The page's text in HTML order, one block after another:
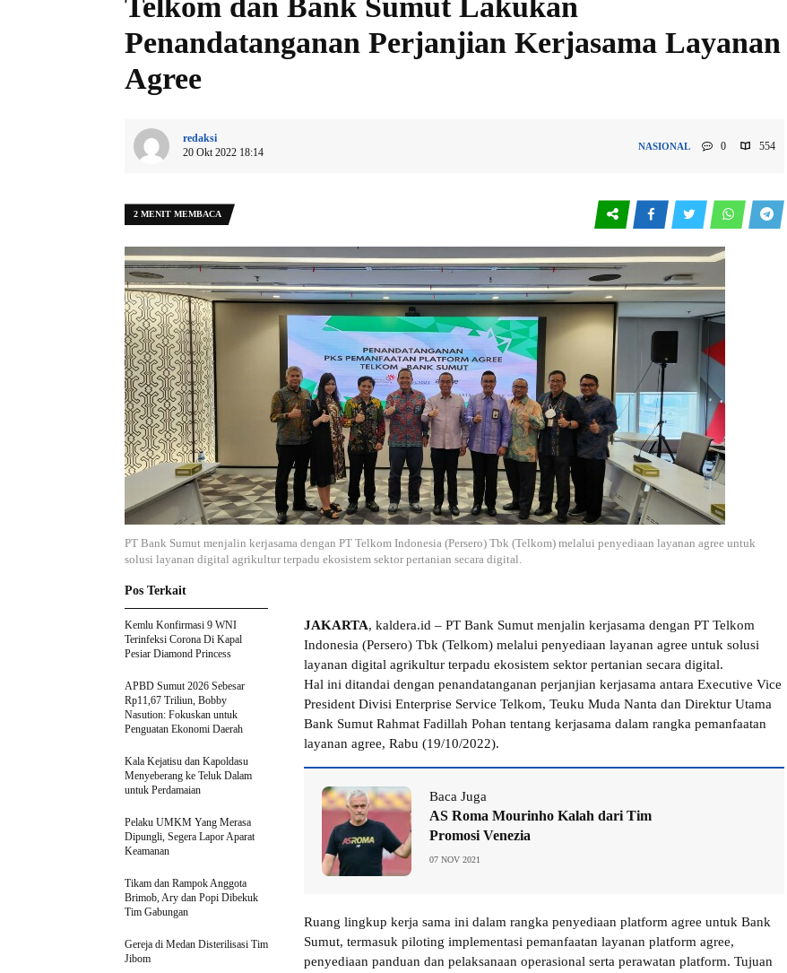
Telkom dan Bank Sumut Lakukan
Penandatanganan Perjanjian Kerjasama Layanan
Agree
redaksi
20 Okt 2022 18:14
NASIONAL 0 554
2 MENIT MEMBACA
PT Bank Sumut menjalin kerjasama dengan PT Telkom Indonesia (Persero) Tbk (Telkom) melalui penyediaan layanan agree untuk
solusi layanan digital agrikultur terpadu ekosistem sektor pertanian secara digital.
JAKARTA, kaldera.id – PT Bank Sumut menjalin kerjasama dengan PT Telkom
Indonesia (Persero) Tbk (Telkom) melalui penyediaan layanan agree untuk solusi
layanan digital agrikultur terpadu ekosistem sektor pertanian secara digital.
Hal ini ditandai dengan penandatanganan perjanjian kerjasama antara Executive Vice
President Divisi Enterprise Service Telkom, Teuku Muda Nanta dan Direktur Utama
Bank Sumut Rahmat Fadillah Pohan tentang kerjasama dalam rangka pemanfaatan
layanan agree, Rabu (19/10/2022).
Baca Juga
AS Roma Mourinho Kalah dari Tim
Promosi Venezia
07 NOV 2021
Ruang lingkup kerja sama ini dalam rangka penyediaan platform agree untuk Bank
Sumut, termasuk piloting implementasi pemanfaatan layanan platform agree,
penyediaan panduan dan pelaksanaan operasional serta perawatan platform. Tujuan
Pos Terkait
Kemlu Konfirmasi 9 WNI
Terinfeksi Corona Di Kapal
Pesiar Diamond Princess
APBD Sumut 2026 Sebesar
Rp11,67 Triliun, Bobby
Nasution: Fokuskan untuk
Penguatan Ekonomi Daerah
Kala Kejatisu dan Kapoldasu
Menyeberang ke Teluk Dalam
untuk Perdamaian
Pelaku UMKM Yang Merasa
Dipungli, Segera Lapor Aparat
Keamanan
Tikam dan Rampok Anggota
Brimob, Ary dan Popi Dibekuk
Tim Gabungan
Gereja di Medan Disterilisasi Tim
Jibom